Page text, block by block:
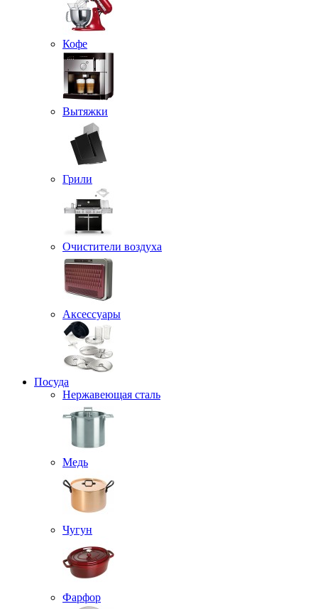
Кофе
Вытяжки
Грили
Очистители воздуха
Аксессуары
Посуда
Нержавеющая сталь
Медь
Чугун
Фарфор